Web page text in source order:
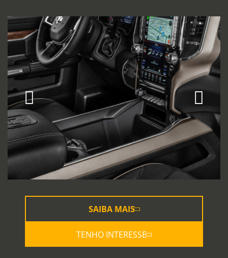
SAIBA MAIS
TENHO INTERESSE